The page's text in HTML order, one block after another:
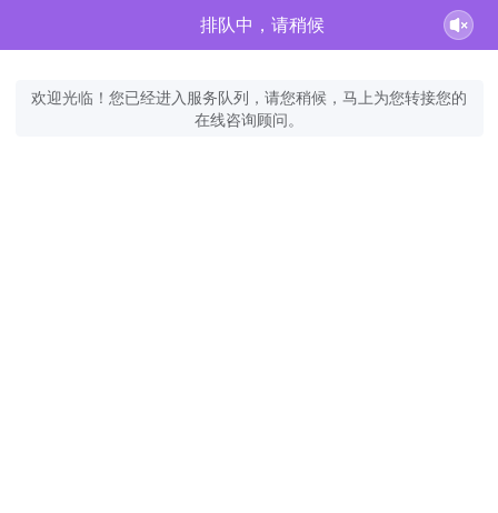
排队中，请稍候
欢迎光临！您已经进入服务队列，请您稍候，马上为您转接您的
在线咨询顾问。